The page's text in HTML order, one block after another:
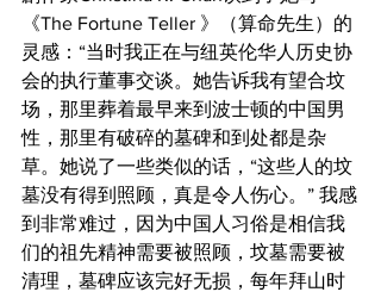
《The Fortune Teller 》（算命先生）的
灵感：“当时我正在与纽英伦华人历史协
会的执行董事交谈。她告诉我有望合坟
场，那里葬着最早来到波士顿的中国男
性，那里有破碎的墓碑和到处都是杂
草。她说了一些类似的话，“这些人的坟
墓没有得到照顾，真是令人伤心。” 我感
到非常难过，因为中国人习俗是相信我
们的祖先精神需要被照顾，坟墓需要被
清理，墓碑应该完好无损，每年拜山时